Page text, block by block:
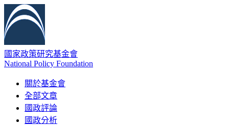
國家政策研究基金會
National Policy Foundation
關於基金會
全部文章
國政評論
國政分析